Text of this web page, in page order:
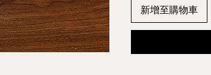
新增至購物車